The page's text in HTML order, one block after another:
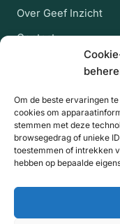
Om de beste ervaringen
cookies om
stemmen met deze
browsegedrag of unieke
toestemmen of intrekken
hebben op bepaalde
Over Geef Inzicht
Contact
Veelgestelde vragen
Blijf op de hoogte
Af en toe een rustige
artikelen uit de
kan altijd.
E-mailadres
Website
Door je aan te melden ga